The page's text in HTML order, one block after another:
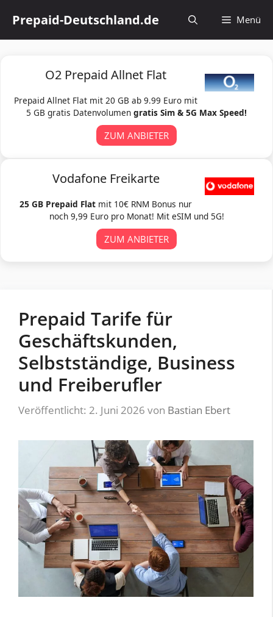
Inhalt
springen
Prepaid-Deutschland.de Menü
O2 Prepaid Allnet Flat
Prepaid Allnet Flat mit 20 GB ab 9.99 Euro mit
5 GB gratis Datenvolumen gratis Sim & 5G Max Speed!
ZUM ANBIETER
Vodafone Freikarte
25 GB Prepaid Flat mit 10€ RNM Bonus nur
noch 9,99 Euro pro Monat! Mit eSIM und 5G!
ZUM ANBIETER
Prepaid Tarife für
Geschäftskunden,
Selbstständige, Business
und Freiberufler
Veröffentlicht: 2. Juni 2026 von Bastian Ebert